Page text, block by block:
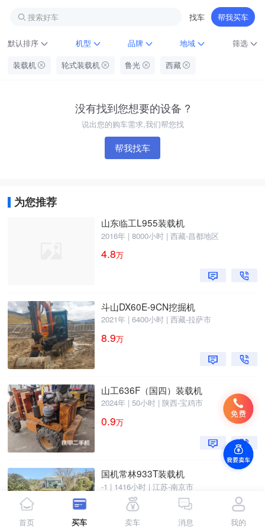
搜索好车 找车 帮我买车
默认排序 机型 品牌 地域
筛选
装载机
轮式装载机 鲁光 西藏
没有找到您想要的设备 ?
说出您的购车需求,我们帮您找
帮我找车
为您推荐
山东临工L955装载机
2016年 | 8000小时 | 西藏-昌都地区
4.8万
斗山DX60E-9CN挖掘机
2021年 | 6400小时 | 西藏-拉萨市
8.9万
山工636F（国四）装载机
2024年 | 50小时 | 陕西-宝鸡市
0.9万
国机常林933T装载机
-1 | 1416小时 | 江苏-南京市
万
首页
买车 卖车 消息 我的